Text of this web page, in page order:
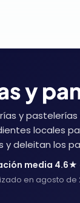
y
y
locales
y deleitan los
media 4.6★
en agosto de